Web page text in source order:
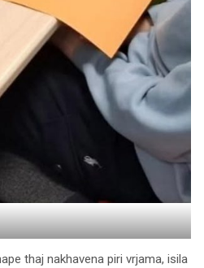
thaj nakhavena piri vrjama, isila